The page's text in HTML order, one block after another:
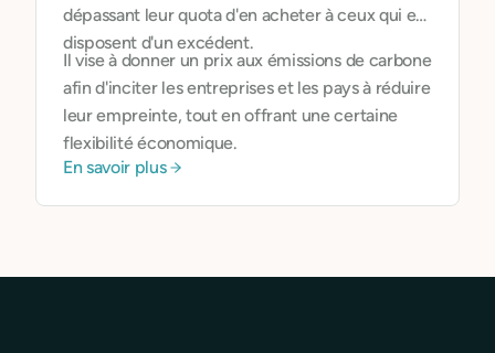
dépassant leur quota d'en acheter à ceux qui en
disposent d'un excédent.
Il vise à donner un prix aux émissions de carbone
afin d'inciter les entreprises et les pays à réduire
leur empreinte, tout en offrant une certaine
flexibilité économique.
En savoir plus